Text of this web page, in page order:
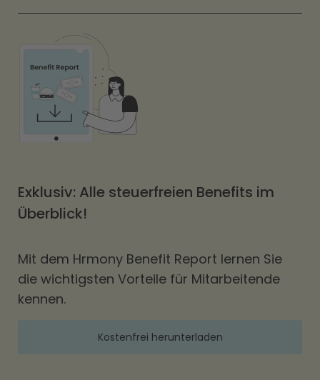
Exklusiv: Alle steuerfreien Benefits im
Überblick!
Mit dem Hrmony Benefit Report lernen Sie
die wichtigsten Vorteile für Mitarbeitende
kennen.
Kostenfrei herunterladen